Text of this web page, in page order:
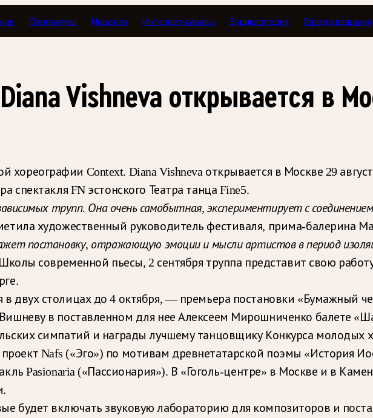
Программы Новости Интернет-каналы Энциклопедия Города вещания
Vishneva открывается в
Context. Diana Vishneva открывается в Москве 29
спектакля FN эстонского Театра танца Fine5.
трупп. Она очень самобытная, экспериментирует с
художественный руководитель фестиваля, прима-балерина
постановку, отражающую эмоции и мысли артистов в период
современной пьесы, 2 сентября труппа представит свою
двух столицах до 4 октября, — премьера постановки «Бумажный
в поставленном для нее Алексеем Мирошниченко балете
симпатий и награды лучшему танцовщику Конкурса молодых
Nafs («Эго») по мотивам древнетатарской поэмы «История
Pasionaria («Пассионария»). В «Гоголь-центре» в Москве и в
будет включать звуковую лабораторию для композиторов и